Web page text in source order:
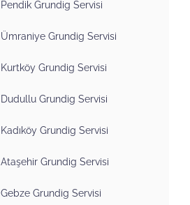
Pendik Grundig Servisi
Ümraniye Grundig Servisi
Kurtköy Grundig Servisi
Dudullu Grundig Servisi
Kadıköy Grundig Servisi
Ataşehir Grundig Servisi
Gebze Grundig Servisi